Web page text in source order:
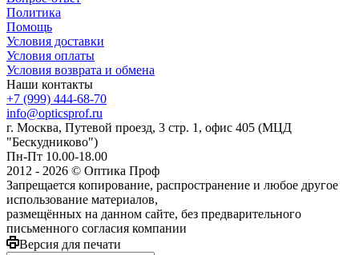
Политика
Помощь
Условия доставки
Условия оплаты
Условия возврата и обмена
Наши контакты
+7 (999) 444-68-70
info@opticsprof.ru
г. Москва, Путевой проезд, 3 стр. 1, офис 405 (МЦД
"Бескудниково")
Пн-Пт 10.00-18.00
2012 - 2026 © Оптика Проф
Запрещается копирование, распространение и любое другое
использование материалов,
размещённых на данном сайте, без предварительного
письменного согласия компании
Версия для печати